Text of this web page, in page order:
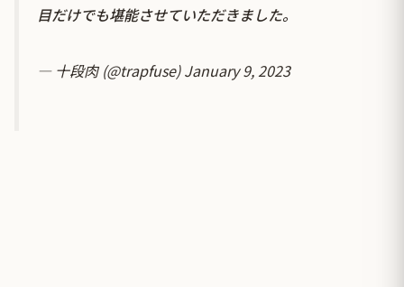
目だけでも堪能させていただきました。
— 十段肉 (@trapfuse)January 9, 2023